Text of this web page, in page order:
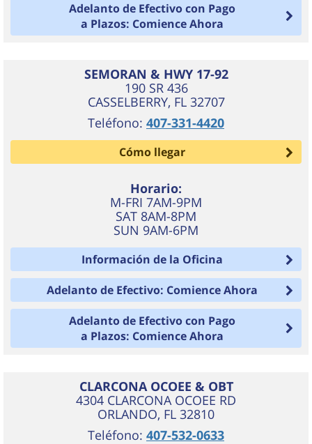
Adelanto de Efectivo con Pago
a Plazos: Comience Ahora
SEMORAN & HWY 17-92
190 SR 436
CASSELBERRY, FL 32707
Teléfono: 407-331-4420
Cómo llegar
Horario:
M-FRI 7AM-9PM
SAT 8AM-8PM
SUN 9AM-6PM
Información de la Oficina
Adelanto de Efectivo: Comience Ahora
Adelanto de Efectivo con Pago
a Plazos: Comience Ahora
CLARCONA OCOEE & OBT
4304 CLARCONA OCOEE RD
ORLANDO, FL 32810
Teléfono: 407-532-0633